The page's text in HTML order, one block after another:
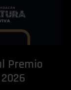
Premio